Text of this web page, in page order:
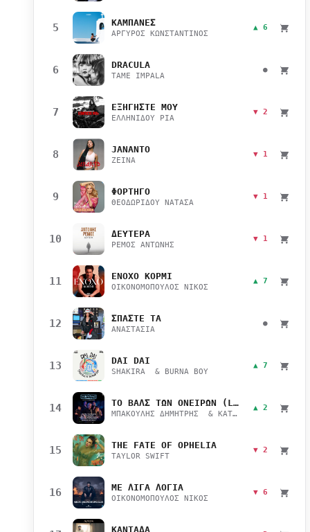
5 ΚΑΜΠΑΝΕΣ
ΑΡΓΥΡΟΣ ΚΩΝΣΤΑΝΤΙΝΟΣ
▲ 6
6 DRACULA
TAME IMPALA
●
7 ΕΞΗΓΗΣΤΕ ΜΟΥ
ΕΛΛΗΝΙΔΟΥ ΡΙΑ
▼ 2
8 JANANTO
ZEINA
▼ 1
9 ΦΟΡΤΗΓΟ
ΘΕΟΔΩΡΙΔΟΥ ΝΑΤΑΣΑ
▼ 1
10 ΔΕΥΤΕΡΑ
ΡΕΜΟΣ ΑΝΤΩΝΗΣ
▼ 1
11 ΕΝΟΧΟ ΚΟΡΜΙ
ΟΙΚΟΝΟΜΟΠΟΥΛΟΣ ΝΙΚΟΣ
▲ 7
12 ΣΠΑΣΤΕ ΤΑ
ΑΝΑΣΤΑΣΙΑ
●
13 DAI DAI
SHAKIRA & BURNA BOY
▲ 7
14 ΤΟ ΒΑΛΣ ΤΩΝ ΟΝΕΙΡΩΝ (LIVE)
ΜΠΑΚΟΥΛΗΣ ΔΗΜΗΤΡΗΣ & ΚΑΤΣΙΜΙΧΑ ΜΑΡΙΑΝΑ
▲ 2
15 THE FATE OF OPHELIA
TAYLOR SWIFT
▼ 2
16 ΜΕ ΛΙΓΑ ΛΟΓΙΑ
ΟΙΚΟΝΟΜΟΠΟΥΛΟΣ ΝΙΚΟΣ
▼ 6
ΚΑΝΤΑΔΑ